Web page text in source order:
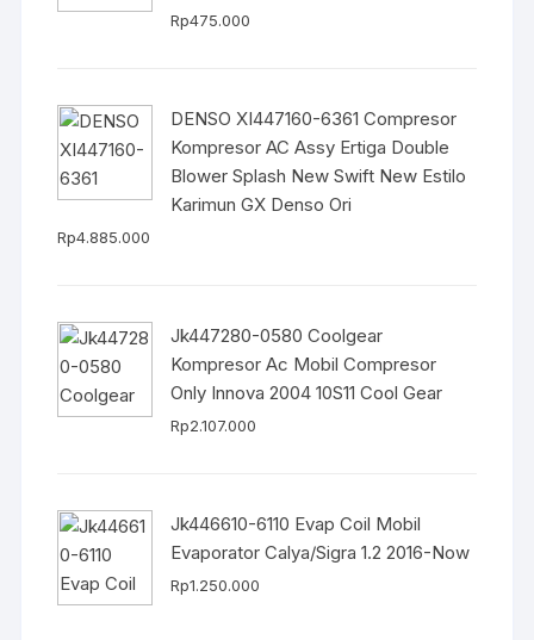
Rp475.000
DENSO XI447160-6361 Compresor
Kompresor AC Assy Ertiga Double
Blower Splash New Swift New Estilo
Karimun GX Denso Ori
Rp4.885.000
Jk447280-0580 Coolgear
Kompresor Ac Mobil Compresor
Only Innova 2004 10S11 Cool Gear
Rp2.107.000
Jk446610-6110 Evap Coil Mobil
Evaporator Calya/Sigra 1.2 2016-Now
Rp1.250.000